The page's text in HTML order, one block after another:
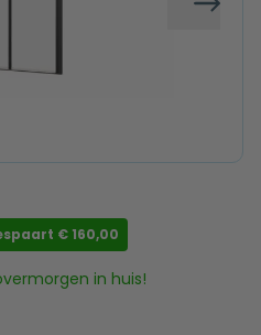
€ 160,00
in huis!